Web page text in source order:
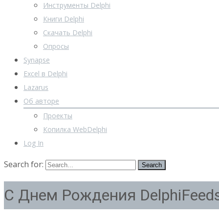
Инструменты Delphi
Книги Delphi
Скачать Delphi
Опросы
Synapse
Excel в Delphi
Lazarus
Об авторе
Проекты
Копилка WebDelphi
Log In
Search for:
С Днем Рождения